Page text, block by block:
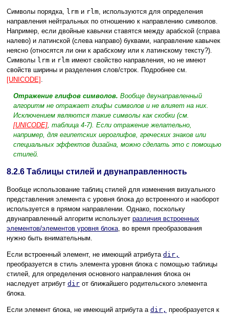
Символы порядка, lrm и rlm, используются для определения
направления нейтральных по отношению к направлению символов.
Например, если двойные кавычки ставятся между арабской (справа
налево) и латинской (слева направо) буквами, направление кавычек
неясно (относятся ли они к арабскому или к латинскому тексту?).
Символы lrm и rlm имеют свойство направления, но не имеют
свойств ширины и разделения слов/строк. Подробнее см.
[UNICODE] .
Отражение глифов символов. Вообще двунаправленный
алгоритм не отражает глифы символов и не влияет на них.
Исключением являются такие символы как скобки (см.
[UNICODE], таблица 4-7). Если отражение желательно,
например, для египетских иероглифов, греческих знаков или
специальных эффектов дизайна, можно сделать это с помощью
стилей.
8.2.6 Таблицы стилей и двунаправленность
Вообще использование таблиц стилей для изменения визуального
представления элемента с уровня блока до встроенного и наоборот
используется в прямом направлении. Однако, поскольку
двунаправленный алгоритм использует различия встроенных
элементов/элементов уровня блока, во время преобразования
нужно быть внимательным.
Если встроенный элемент, не имеющий атрибута dir,
преобразуется в стиль элемента уровня блока с помощью таблицы
стилей, для определения основного направления блока он
наследует атрибут dir от ближайшего родительского элемента
блока.
Если элемент блока, не имеющий атрибута a dir, преобразуется к